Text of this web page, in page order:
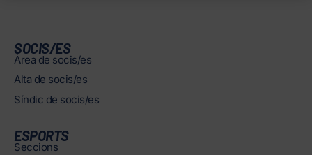
SOCIS/ES
Àrea de socis/es
Alta de socis/es
Síndic de socis/es
ESPORTS
Seccions